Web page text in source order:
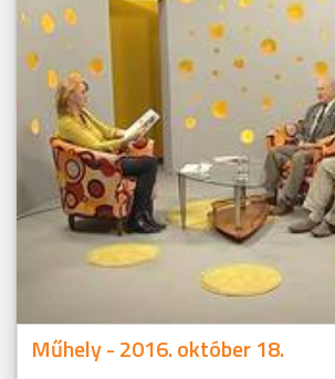
Műhely - 2016. október 18.